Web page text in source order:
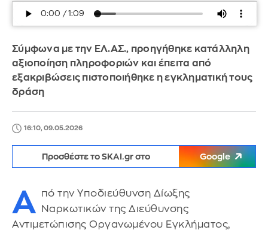
Σύμφωνα με την ΕΛ.ΑΣ., προηγήθηκε κατάλληλη
αξιοποίηση πληροφοριών και έπειτα από
εξακριβώσεις πιστοποιήθηκε η εγκληματική τους
δράση
16:10, 09.05.2026
Προσθέστε το SKAI.gr στο Google
Α πό την Υποδιεύθυνση Δίωξης
Ναρκωτικών της Διεύθυνσης
Αντιμετώπισης Οργανωμένου Εγκλήματος,